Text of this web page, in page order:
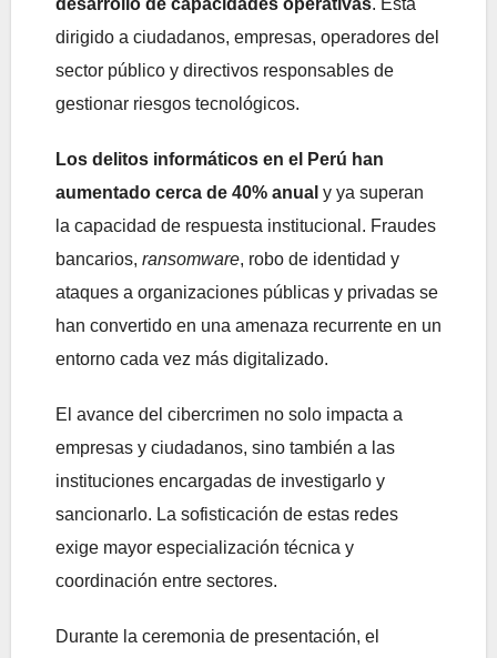
dirigido a ciudadanos, empresas, operadores del
sector público y directivos responsables de
gestionar riesgos tecnológicos.
Los delitos informáticos en el Perú han
aumentado cerca de 40% anual y ya superan
la capacidad de respuesta institucional. Fraudes
bancarios, ransomware, robo de identidad y
ataques a organizaciones públicas y privadas se
han convertido en una amenaza recurrente en un
entorno cada vez más digitalizado.
El avance del cibercrimen no solo impacta a
empresas y ciudadanos, sino también a las
instituciones encargadas de investigarlo y
sancionarlo. La sofisticación de estas redes
exige mayor especialización técnica y
coordinación entre sectores.
Durante la ceremonia de presentación, el